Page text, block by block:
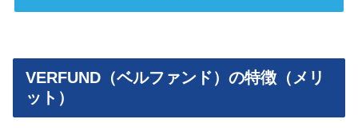
VERFUND（ベルファンド）の特徴（メリ
ット）